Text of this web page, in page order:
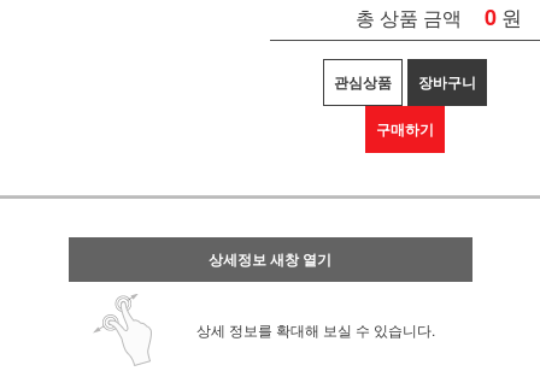
총 상품 금액 0 원
관심상품 장바구니
구매하기
상세정보 새창 열기
상세 정보를 확대해 보실 수 있습니다.